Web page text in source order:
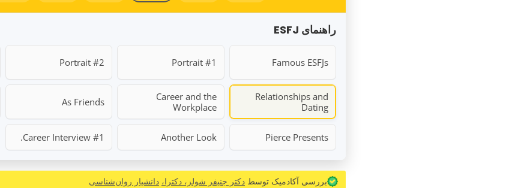
راهنمای ESFJ
Famous ESFJs
Portrait #1
Portrait #2
Relationships and
Dating
Career and the
Workplace
As Friends
Pierce Presents
Another Look
Career Interview #1.
بررسی آکادمیک توسط دکتر جنیفر شولز، دکترا، دانشیار روان‌شناسی